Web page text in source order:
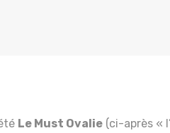
Le Must Ovalie (ci-après «